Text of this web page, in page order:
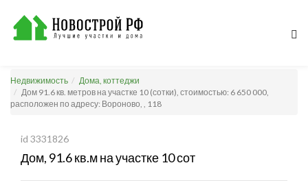
Недвижимость
Дома, коттеджи
Дом 91.6 кв. метров на участке 10 (сотки), стоимостью: 6 650 000,
расположен по адресу: Вороново, , 118
id 3331826
Дом, 91.6 кв.м на участке 10 сот